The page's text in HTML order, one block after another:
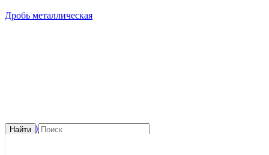
Дробь металлическая
Найти
+7 (499) 302-37-48